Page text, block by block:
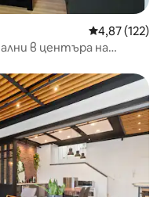
Средна
4,87 (122)
в центъра на